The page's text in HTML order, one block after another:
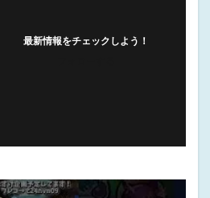
最新情報をチェックしよう！